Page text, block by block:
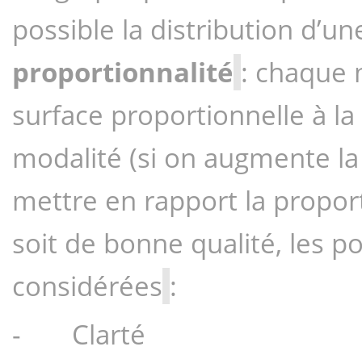
possible la distribution
proportionnalité : chaque
surface proportionnelle à
modalité (si on augmente
mettre en rapport la
soit de bonne qualité, les
considérées :
-       Clarté